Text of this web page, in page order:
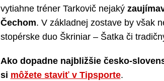
vytiahne tréner Tarkovič nejaký
Čechom. V základnej zostave by však
stopérske duo Škriniar – Šatka či
Ako dopadne najbližšie česko-
si môžete staviť v Tipsporte.